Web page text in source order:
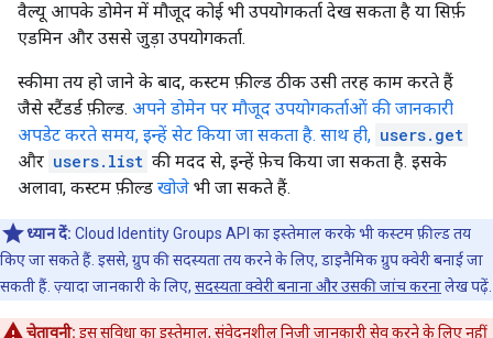
वैल्यू आपके डोमेन में मौजूद कोई भी उपयोगकर्ता देख सकता है या सिर्फ़
एडमिन और उससे जुड़ा उपयोगकर्ता.
स्कीमा तय हो जाने के बाद, कस्टम फ़ील्ड ठीक उसी तरह काम करते हैं
जैसे स्टैंडर्ड फ़ील्ड. अपने डोमेन पर मौजूद उपयोगकर्ताओं की जानकारी
अपडेट करते समय, इन्हें सेट किया जा सकता है. साथ ही, users.get
और users.list की मदद से, इन्हें फ़ेच किया जा सकता है. इसके
अलावा, कस्टम फ़ील्ड खोजे भी जा सकते हैं.
ध्यान दें: Cloud Identity Groups API का इस्तेमाल करके भी कस्टम फ़ील्ड तय
किए जा सकते हैं. इससे, ग्रुप की सदस्यता तय करने के लिए, डाइनैमिक ग्रुप क्वेरी बनाई जा
सकती हैं. ज़्यादा जानकारी के लिए, सदस्यता क्वेरी बनाना और उसकी जांच करनालेख पढ़ें.
चेतावनी: इस सुविधा का इस्तेमाल, संवेदनशील निजी जानकारी सेव करने के लिए नहीं